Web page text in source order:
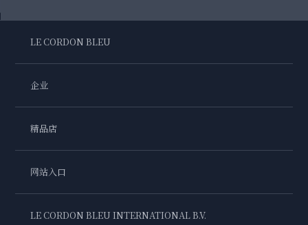
LE CORDON BLEU
企业
精品店
网站入口
LE CORDON BLEU INTERNATIONAL B.V.